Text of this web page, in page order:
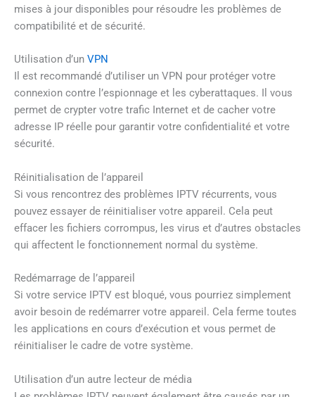
mises à jour disponibles pour résoudre les problèmes de
compatibilité et de sécurité.
Utilisation d’un VPN
Il est recommandé d’utiliser un VPN pour protéger votre
connexion contre l’espionnage et les cyberattaques. Il vous
permet de crypter votre trafic Internet et de cacher votre
adresse IP réelle pour garantir votre confidentialité et votre
sécurité.
Réinitialisation de l’appareil
Si vous rencontrez des problèmes IPTV récurrents, vous
pouvez essayer de réinitialiser votre appareil. Cela peut
effacer les fichiers corrompus, les virus et d’autres obstacles
qui affectent le fonctionnement normal du système.
Redémarrage de l’appareil
Si votre service IPTV est bloqué, vous pourriez simplement
avoir besoin de redémarrer votre appareil. Cela ferme toutes
les applications en cours d’exécution et vous permet de
réinitialiser le cadre de votre système.
Utilisation d’un autre lecteur de média